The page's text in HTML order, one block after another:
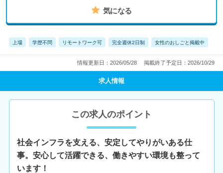
気になる
上場 学歴不問 リモートワーク可 完全週休2日制 女性のおしごと掲載中
情報更新日：2026/05/28 掲載終了予定日：2026/10/29
求人情報
この求人のポイント
社会インフラを支える、安定してやりがいある仕
事。安心して活躍できる、働きやすい環境も整って
います！